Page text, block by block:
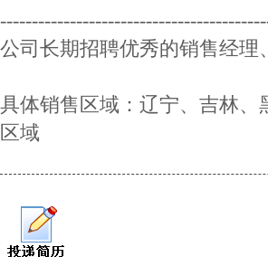
公司长期招聘优秀的销售经
具体销售区域：辽宁、吉林
区域